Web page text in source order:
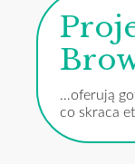
…oferują
co skraca